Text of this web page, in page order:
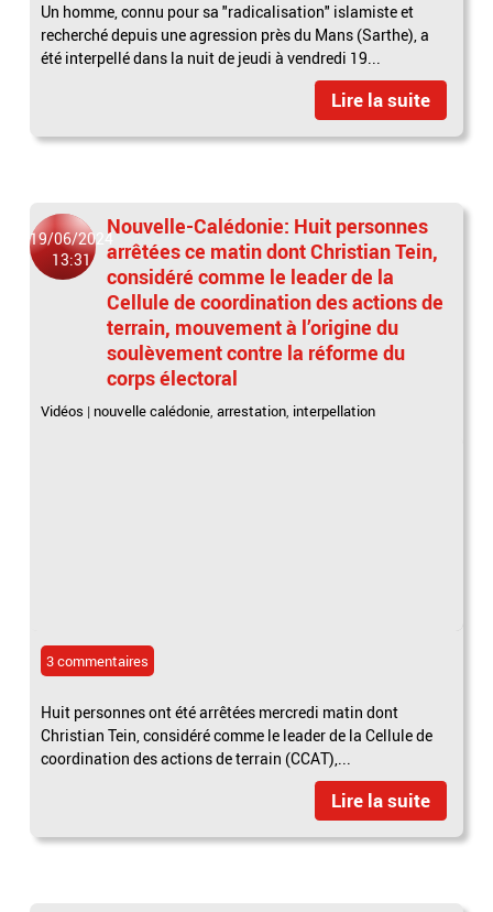
Un homme, connu pour sa "radicalisation" islamiste et
recherché depuis une agression près du Mans (Sarthe), a
été interpellé dans la nuit de jeudi à vendredi 19...
Lire la suite
19/06/2024
13:31
Nouvelle-Calédonie: Huit personnes
arrêtées ce matin dont Christian Tein,
considéré comme le leader de la
Cellule de coordination des actions de
terrain, mouvement à l’origine du
soulèvement contre la réforme du
corps électoral
Vidéos | nouvelle calédonie,arrestation, interpellation
3 commentaires
Huit personnes ont été arrêtées mercredi matin dont
Christian Tein, considéré comme le leader de la Cellule de
coordination des actions de terrain (CCAT),...
Lire la suite